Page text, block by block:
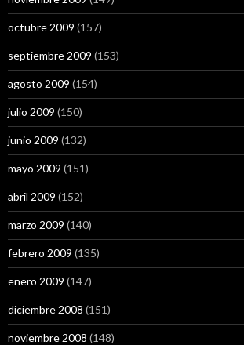
octubre 2009 (157)
septiembre 2009 (153)
agosto 2009 (154)
julio 2009 (150)
junio 2009 (132)
mayo 2009 (151)
abril 2009 (152)
marzo 2009 (140)
febrero 2009 (135)
enero 2009 (147)
diciembre 2008 (151)
noviembre 2008 (148)